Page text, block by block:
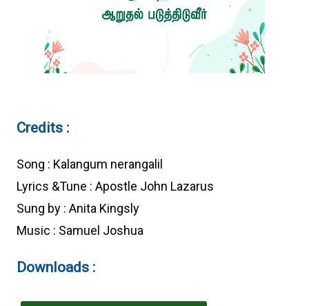
Credits :
Song : Kalangum nerangalil
Lyrics &Tune : Apostle John Lazarus
Sung by : Anita Kingsly
Music : Samuel Joshua
Downloads :